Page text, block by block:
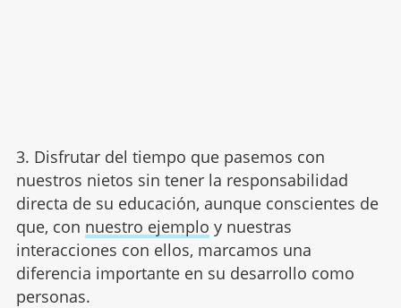
3. Disfrutar del tiempo que pasemos con
nuestros nietos sin tener la responsabilidad
directa de su educación, aunque conscientes de
que, con nuestro ejemplo y nuestras
interacciones con ellos, marcamos una
diferencia importante en su desarrollo como
personas.